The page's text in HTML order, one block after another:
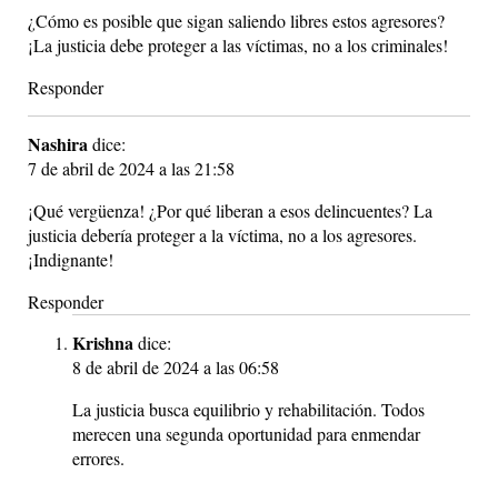
¿Cómo es posible que sigan saliendo libres estos agresores?
¡La justicia debe proteger a las víctimas, no a los criminales!
Responder
Nashiradice:
7 de abril de 2024 a las 21:58
¡Qué vergüenza! ¿Por qué liberan a esos delincuentes? La
justicia debería proteger a la víctima, no a los agresores.
¡Indignante!
Responder
Krishnadice:
8 de abril de 2024 a las 06:58
La justicia busca equilibrio y rehabilitación. Todos
merecen una segunda oportunidad para enmendar
errores.